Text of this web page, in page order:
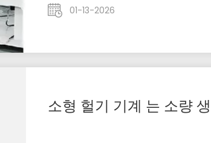
반 노동자가 간단한 훈련 후에 능숙하
01-13-2026
소형 헐기 기계 는 소량